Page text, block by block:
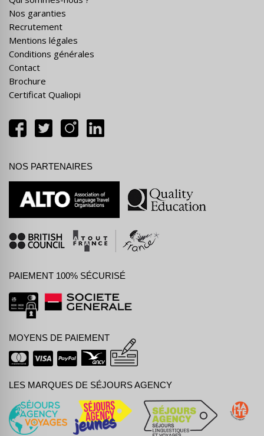
Nos garanties
Recrutement
Mentions légales
Conditions générales
Contact
Brochure
Certificat Qualiopi
NOS PARTENAIRES
PAIEMENT 100% SÉCURISÉ
MOYENS DE PAIEMENT
LES MARQUES DE SÉJOURS AGENCY